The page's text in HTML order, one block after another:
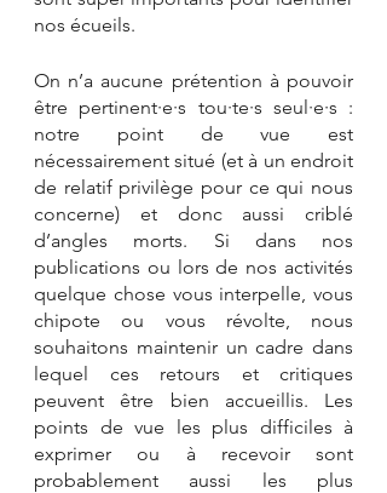
nos écueils.
On n’a aucune prétention à pouvoir
être pertinent·e·s tou·te·s seul·e·s :
notre point de vue est
nécessairement situé (et à un endroit
de relatif privilège pour ce qui nous
concerne) et donc aussi criblé
d’angles morts. Si dans nos
publications ou lors de nos activités
quelque chose vous interpelle, vous
chipote ou vous révolte, nous
souhaitons maintenir un cadre dans
lequel ces retours et critiques
peuvent être bien accueillis. Les
points de vue les plus difficiles à
exprimer ou à recevoir sont
probablement aussi les plus